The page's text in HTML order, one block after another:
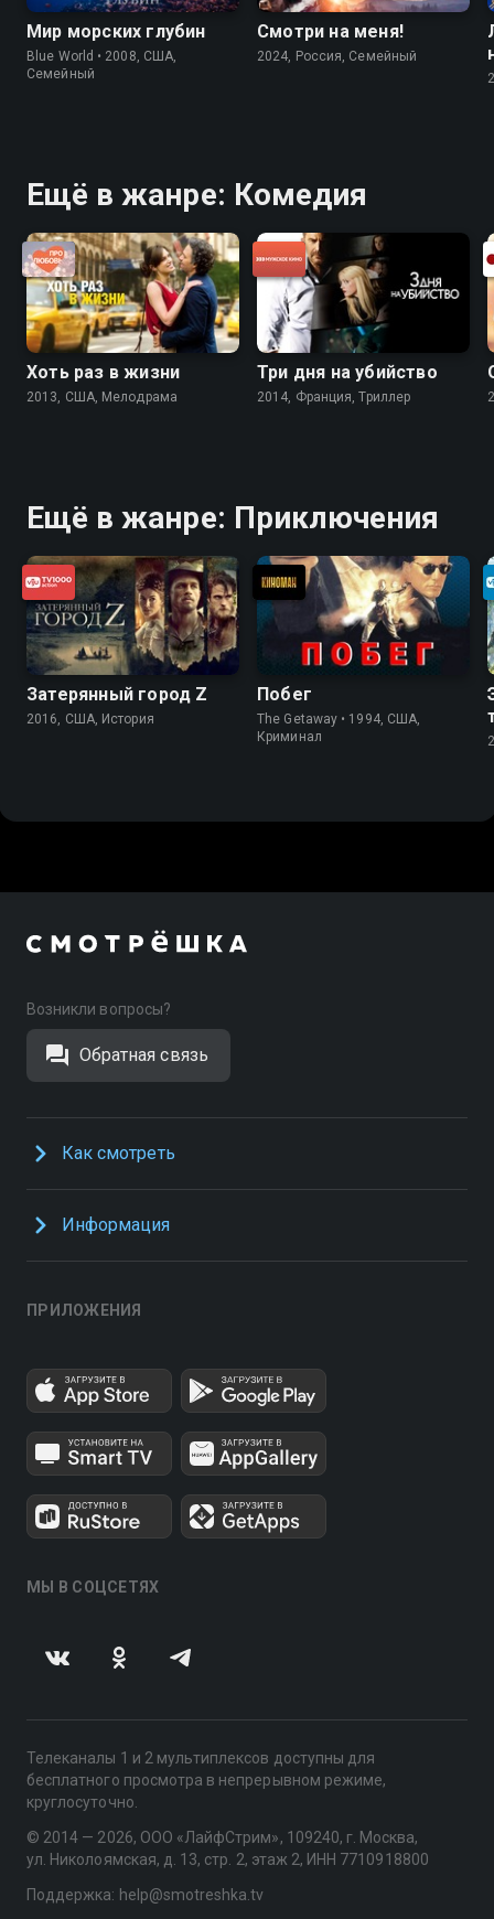
Мир морских глубин
Blue World • 2008, США,
Cемейный
Смотри на меня!
2024, Россия, Cемейный
Ещё в жанре: Комедия
Хоть раз в жизни
2013, США, Мелодрама
Три дня на убийство
2014, Франция, Триллер
Ещё в жанре: Приключения
Затерянный город Z
2016, США, История
Побег
The Getaway • 1994, США,
Криминал
Возникли вопросы?
Обратная связь
Как смотреть
Информация
ПРИЛОЖЕНИЯ
МЫ В СОЦСЕТЯХ
Телеканалы 1 и 2 мультиплексов доступны для
бесплатного просмотра в непрерывном режиме,
круглосуточно.
© 2014 — 2026, ООО «ЛайфСтрим», 109240, г. Москва,
ул. Николоямская, д. 13, стр. 2, этаж 2, ИНН 7710918800
Поддержка: help@smotreshka.tv